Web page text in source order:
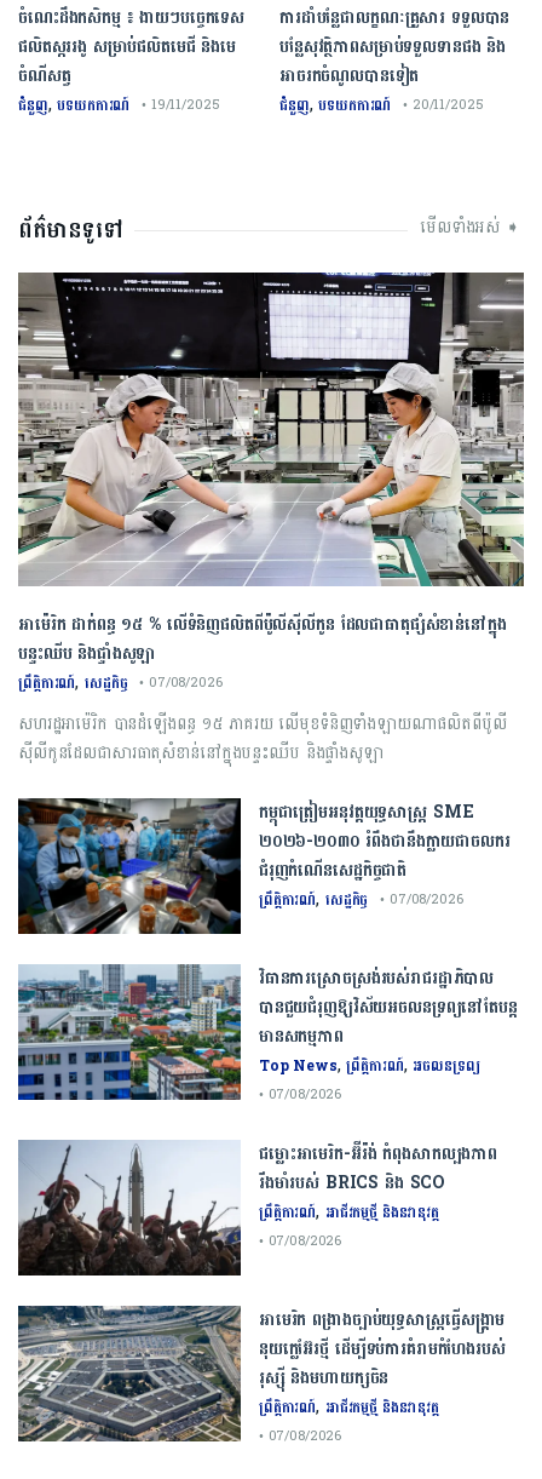
ការដាំបន្លែជាលក្ខណៈគ្រួសារ ទទួលបាន
បន្លែសុវត្ថិភាពសម្រាប់ទទួលទានផង និង
អាចរកចំណូលបានទៀត
ជំនួញ,បទយកការណ៍ • 20/11/2025
ចំណេះដឹងកសិកម្ម ៖ ងាយៗបច្ចេកទេស
ផលិតស្កររងូ សម្រាប់ផលិតមេជី និងមេ
ចំណីសត្វ
ជំនួញ,បទយកការណ៍ • 19/11/2025
ព័ត៌មានទូទៅ មើលទាំងអស់ ➧
អាម៉េរិក ដាក់ពន្ធ ១៥ % លើទំនិញផលិតពីប៉ូលីស៊ីលីកូន ដែលជាធាតុផ្សំសំខាន់នៅក្នុង
បន្ទះឈីប និងផ្ទាំងសូឡា
ព្រឹត្តិការណ៍, សេដ្ឋកិច្ច • 07/08/2026
សហរដ្ឋអាម៉េរិក បានដំឡើងពន្ធ ១៥ ភាគរយ លើមុខទំនិញទាំងឡាយណាផលិតពីប៉ូលី
ស៊ីលីកូនដែលជាសារធាតុសំខាន់នៅក្នុងបន្ទះឈីប និងផ្ទាំងសូឡា
កម្ពុជា​ត្រៀមអនុវត្ត​យុទ្ធសាស្ត្រ​ ​SME​ ​
២០២៦​-​២០៣០​ រំពឹងថានឹងក្លាយ​ជា​ចលករ​
ជំរុញ​កំណើន​សេដ្ឋកិច្ច​ជាតិ​
ព្រឹត្តិការណ៍, សេដ្ឋកិច្ច • 07/08/2026
វិធានការស្រោចស្រង់របស់រាជរដ្ឋាភិបាល​
បាន​ជួយ​ជំរុញឱ្យវិស័យ​អចលនទ្រព្យនៅតែបន្ត​
មានសកម្មភាព
Top News,ព្រឹត្តិការណ៍, អចលនទ្រព្យ
• 07/08/2026
ជម្លោះ​អាមេរិក​-​អ៊ីរ៉ង់​ ​កំពុង​សាកល្បង​ភាព​
រឹងមាំ​របស់​ ​BRICS​ ​និង​ ​SCO​
ព្រឹត្តិការណ៍, អាជីវកម្មថ្មី និងនវានុវត្ត
• 07/08/2026
​អាមេរិក​ ពង្រាងច្បាប់​យុទ្ធសាស្ត្រ​ធ្វើ​សង្គ្រាម​
នុយក្លេអ៊ែរ​ថ្មី ដើម្បីទប់ការគំរាមកំហែងរបស់​
រុស្ស៊ី និងមហាយក្សចិន
ព្រឹត្តិការណ៍, អាជីវកម្មថ្មី និងនវានុវត្ត
• 07/08/2026